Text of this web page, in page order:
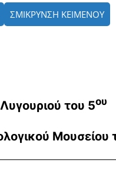
ΣΜΙΚΡΥΝΣΗ ΚΕΙΜΕΝΟΥ
του 5ου
Μουσείου